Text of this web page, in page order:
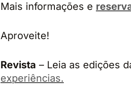
Mais informações e
Aproveite!
Revista – Leia as edições
experiências.